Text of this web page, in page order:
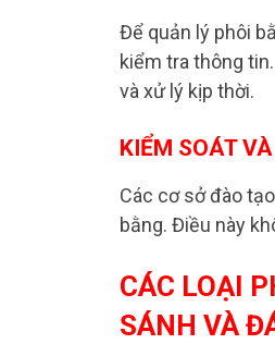
Để quản lý phôi
kiểm tra thông
và xử lý kịp thời.
KIỂM SOÁT
Các cơ sở đào
bằng. Điều này
CÁC LOẠI
SÁNH VÀ